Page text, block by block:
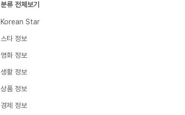
분류 전체보기
Korean Star
스타 정보
영화 정보
생활 정보
상품 정보
경제 정보